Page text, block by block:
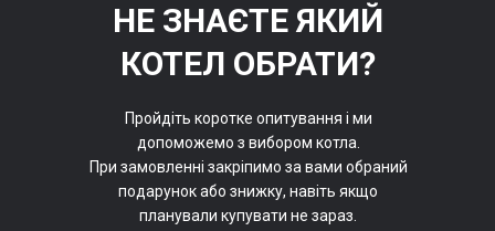
НЕ ЗНАЄТЕ ЯКИЙ
КОТЕЛ ОБРАТИ?
Пройдіть коротке опитування і ми
допоможемо з вибором котла.
При замовленні закріпимо за вами обраний
подарунок або знижку, навіть якщо
планували купувати не зараз.